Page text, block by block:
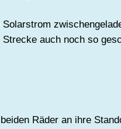
auch noch so
Räder an ihre